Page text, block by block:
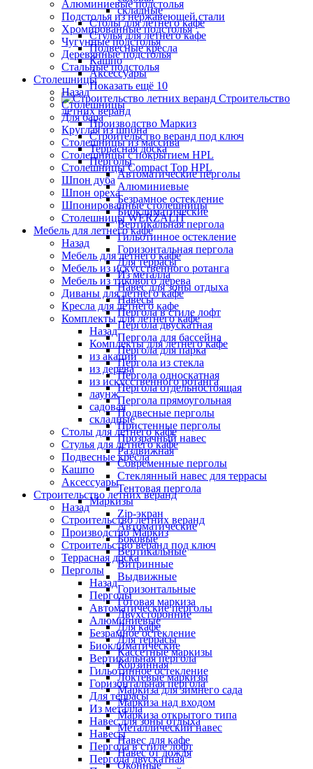
складные
Столы для летнего кафе
Стулья для летнего кафе
Подвесные кресла
Кашпо
Аксессуары
Показать ещё 10
Строительство
летних веранд
Производство Маркиз
Строительство веранд под ключ
Террасная доска
Перголы
Автоматические перголы
Алюминиевые
Безрамное остекление
Биоклиматические
Вертикальная пергола
Гильотинное остекление
Горизонтальная пергола
Для террасы
Из металла
Навес для зоны отдыха
Навесы
Пергола в стиле лофт
Пергола двускатная
Пергола для бассейна
Пергола для парка
Пергола из стекла
Пергола односкатная
Пергола отдельностоящая
Пергола прямоугольная
Подвесные перголы
Пристенные перголы
Прозрачный навес
Раздвижная
Современные перголы
Стеклянный навес для террасы
Тентовая пергола
Маркизы
Zip-экран
Автоматические
Боковые
Вертикальные
Витринные
Выдвижные
Горизонтальные
Готовая маркиза
Двухсторонние
Для кафе
Для террасы
Кассетные маркизы
Корзинная
Локтевые маркизы
Маркиза для зимнего сада
Маркиза над входом
Маркиза открытого типа
Металлический навес
Навес для кафе
Навес от дождя
Оконные
Алюминиевые подстолья
Подстолья из нержавеющей стали
Хромированные подстолья
Чугунные подстолья
Деревянные подстолья
Стальные подстолья
Столешницы
Назад
Столешницы
Для бара
Круглая из шпона
Столешницы из массива
Столешницы с покрытием HPL
Столешницы Сompact Top HPL
Шпон дуба
Шпон ореха
Шпонированные столешницы
Столешницы WERZALIT
Мебель для летнего кафе
Назад
Мебель для летнего кафе
Мебель из искусственного ротанга
Мебель из тикового дерева
Диваны для летнего кафе
Кресла для летнего кафе
Комплекты для летнего кафе
Назад
Комплекты для летнего кафе
из акации
из дерева
из искусственного ротанга
лаунж
садовая
складные
Столы для летнего кафе
Стулья для летнего кафе
Подвесные кресла
Кашпо
Аксессуары
Строительство летних веранд
Назад
Строительство летних веранд
Производство Маркиз
Строительство веранд под ключ
Террасная доска
Перголы
Назад
Перголы
Автоматические перголы
Алюминиевые
Безрамное остекление
Биоклиматические
Вертикальная пергола
Гильотинное остекление
Горизонтальная пергола
Для террасы
Из металла
Навес для зоны отдыха
Навесы
Пергола в стиле лофт
Пергола двускатная